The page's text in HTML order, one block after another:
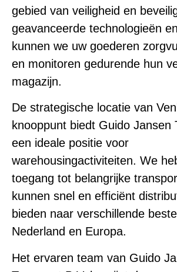
gebied van veiligheid en
geavanceerde technologieën
kunnen we uw goederen
en monitoren gedurende hun
magazijn.
De strategische locatie van
knooppunt biedt Guido Jansen
een ideale positie voor
warehousingactiviteiten. We
toegang tot belangrijke
kunnen snel en efficiënt
bieden naar verschillende
Nederland en Europa.
Het ervaren team van Guido